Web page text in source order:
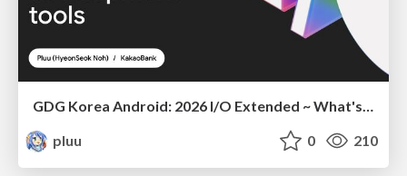
GDG Korea Android: 2026 I/O Extended ~ What's new in Android development tools
pluu
0 210